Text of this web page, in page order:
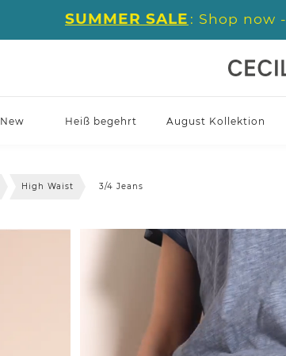
SUMMER SALE : Shop now -
New Heiß begehrt August Kollektion
High Waist 3/4 Jeans